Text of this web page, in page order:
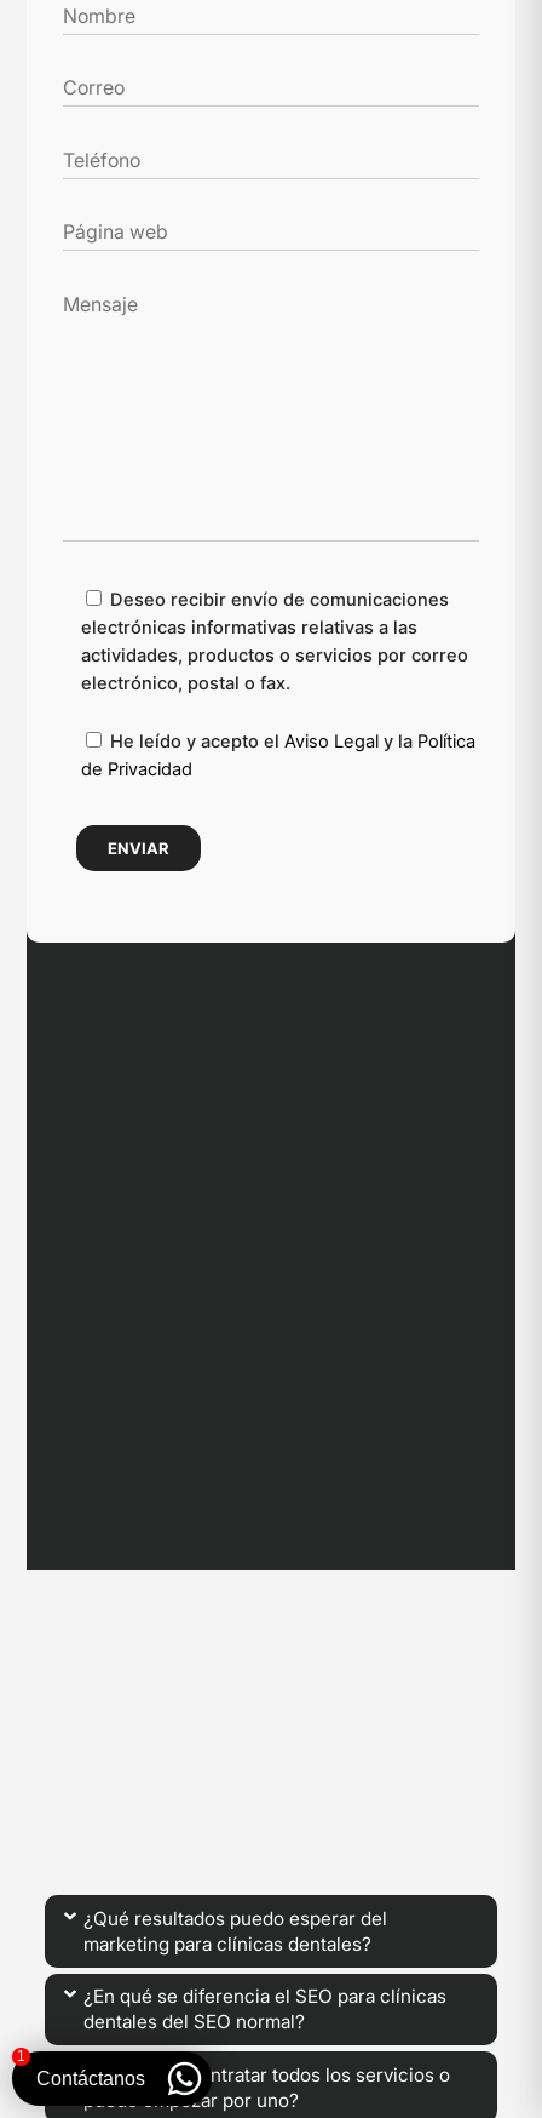
Deseo recibir envío de comunicaciones
electrónicas informativas relativas a las
actividades, productos o servicios por correo
electrónico, postal o fax.
He leído y acepto el Aviso Legal y la Política
de Privacidad
¿Qué resultados puedo esperar del
marketing para clínicas dentales?
¿En qué se diferencia el SEO para clínicas
dentales del SEO normal?
¿Tengo que contratar todos los servicios o
puedo empezar por uno?
Contáctanos
1